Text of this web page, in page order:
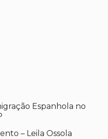
Espanhola no
– Leila Ossola